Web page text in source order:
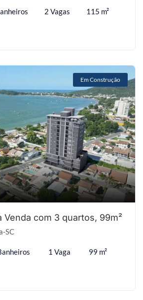
2 Vagas 115 m²
Em Construção
Venda com 3 quartos, 99m²
SC
1 Vaga 99 m²